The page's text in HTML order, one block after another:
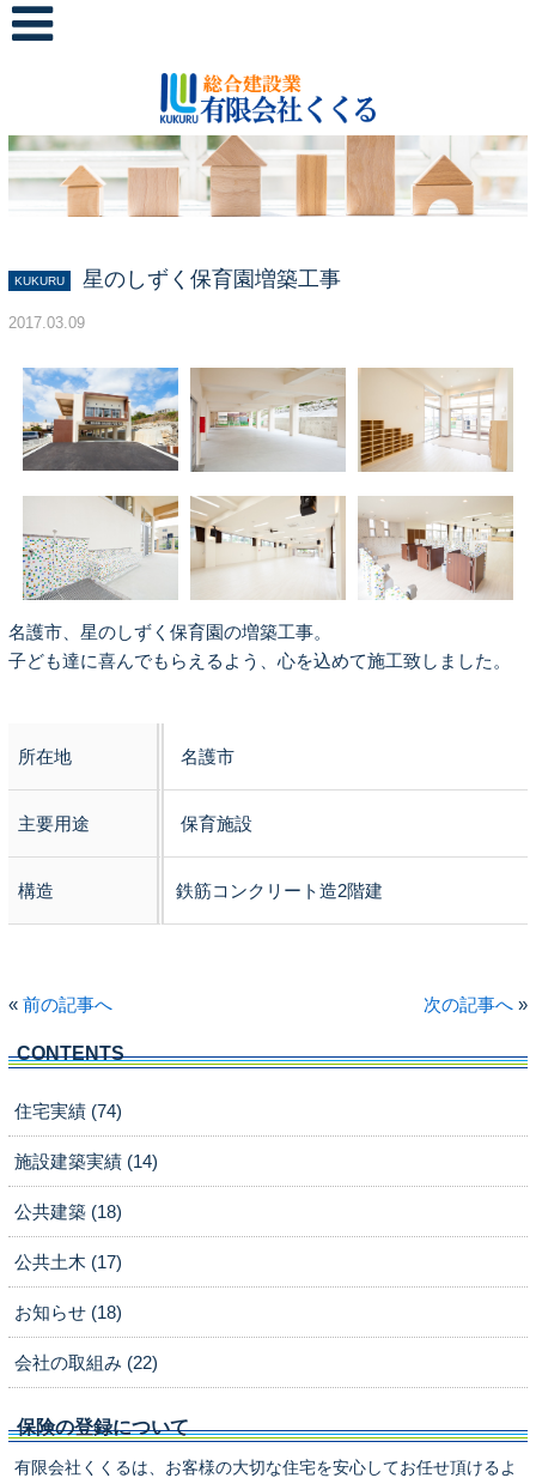
KUKURU 星のしずく保育園増築工事
2017.03.09
名護市、星のしずく保育園の増築工事。
子ども達に喜んでもらえるよう、心を込めて施工致しました。
所在地 名護市
主要用途 保育施設
構造 鉄筋コンクリート造2階建
« 前の記事へ 次の記事へ »
CONTENTS
住宅実績 (74)
施設建築実績 (14)
公共建築 (18)
公共土木 (17)
お知らせ (18)
会社の取組み (22)
保険の登録について
有限会社くくるは、お客様の大切な住宅を安心してお任せ頂けるよ